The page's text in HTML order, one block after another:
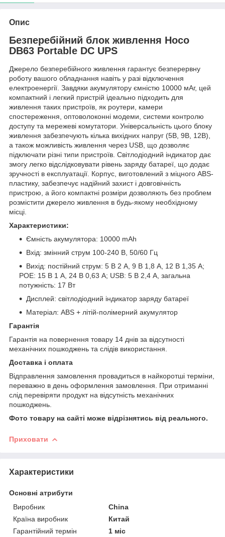
Опис
Безперебійний блок живлення Hoco
DB63 Portable DC UPS
Джерело безперебійного живлення гарантує безперервну
роботу вашого обладнання навіть у разі відключення
електроенергії. Завдяки акумулятору ємністю 10000 мАг, цей
компактний і легкий пристрій ідеально підходить для
живлення таких пристроїв, як роутери, камери
спостереження, оптоволоконні модеми, системи контролю
доступу та мережеві комутатори. Універсальність цього блоку
живлення забезпечують кілька вихідних напруг (5В, 9В, 12В),
а також можливість живлення через USB, що дозволяє
підключати різні типи пристроїв. Світлодіодний індикатор дає
змогу легко відслідковувати рівень заряду батареї, що додає
зручності в експлуатації. Корпус, виготовлений з міцного ABS-
пластику, забезпечує надійний захист і довговічність
пристрою, а його компактні розміри дозволяють без проблем
розмістити джерело живлення в будь-якому необхідному
місці.
Характеристики:
Ємність акумулятора: 10000 mAh
Вхід: змінний струм 100-240 В, 50/60 Гц
Вихід: постійний струм: 5 В 2 А, 9 В 1,8 А, 12 В 1,35 А;
POE: 15 В 1 А, 24 В 0,63 А; USB: 5 В 2,4 А, загальна
потужність: 17 Вт
Дисплей: світлодіодний індикатор заряду батареї
Матеріал: ABS + літій-полімерний акумулятор
Гарантія
Гарантія на повернення товару 14 днів за відсутності
механічних пошкоджень та слідів використання.
Доставка і оплата
Відправлення замовлення провадиться в найкоротші терміни,
переважно в день оформлення замовлення. При отриманні
слід перевіряти продукт на відсутність механічних
пошкоджень.
Фото товару на сайті може відрізнятись від реального.
Приховати
Характеристики
Основні атрибути
Виробник
China
Країна виробник
Китай
Гарантійний термін
1 міс